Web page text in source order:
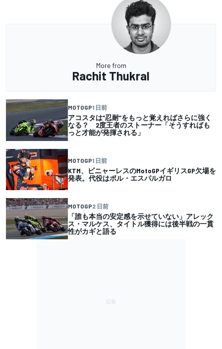
More from
Rachit Thukral
MOTOGP1 日前
アコスタは”忍耐”をもっと覚えればさらに強く
なる？ 2度王者のストーナー「そうすればも
っと才能が発揮される」
MOTOGP1 日前
KTM、ビニャーレスのMotoGPイギリスGP欠場を
発表。代役はポル・エスパルガロ
MOTOGP2 日前
「誰も本当の安定感を示せていない」アレック
ス・マルケス、タイトル獲得には後半戦の一貫
性がカギと語る